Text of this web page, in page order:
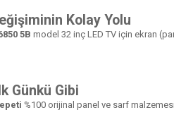
Kolay Yolu
5B model 32 inç LED TV için ekran
Günkü Gibi
%100 orijinal panel ve sarf